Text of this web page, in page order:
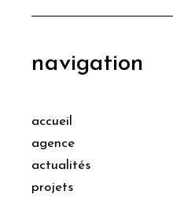
navigation
accueil
agence
actualités
projets